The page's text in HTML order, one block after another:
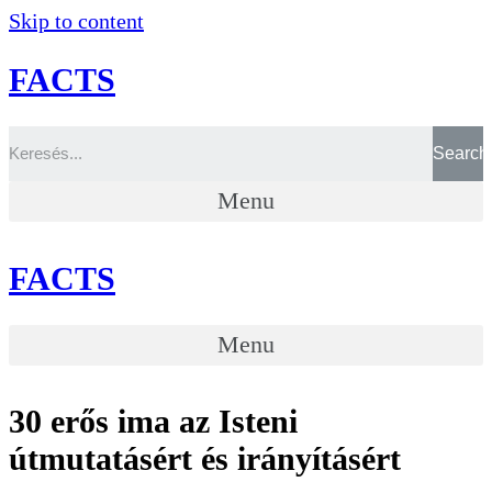
Skip to content
FACTS
Search
Menu
FACTS
Menu
30 erős ima az Isteni
útmutatásért és irányításért